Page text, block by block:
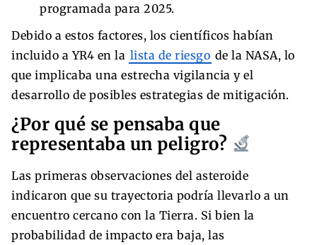
programada para 2025.
Debido a estos factores, los científicos habían
incluido a YR4 en la lista de riesgo de la NASA, lo
que implicaba una estrecha vigilancia y el
desarrollo de posibles estrategias de mitigación.
¿Por qué se pensaba que
representaba un peligro?
Las primeras observaciones del asteroide
indicaron que su trayectoria podría llevarlo a un
encuentro cercano con la Tierra. Si bien la
probabilidad de impacto era baja, las